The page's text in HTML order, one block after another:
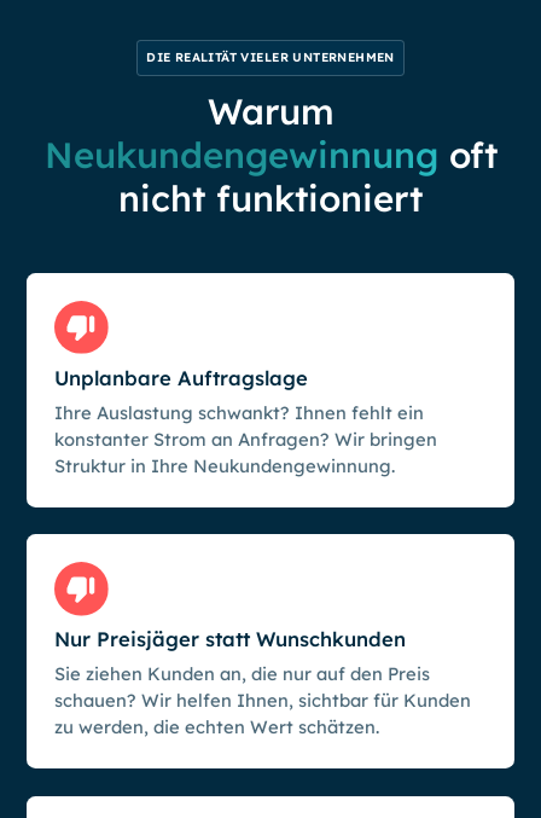
DIE REALITÄT VIELER UNTERNEHMEN
Warum
Neukundengewinnung oft
nicht funktioniert
Unplanbare Auftragslage
Ihre Auslastung schwankt? Ihnen fehlt ein
konstanter Strom an Anfragen? Wir bringen
Struktur in Ihre Neukundengewinnung.
Nur Preisjäger statt Wunschkunden
Sie ziehen Kunden an, die nur auf den Preis
schauen? Wir helfen Ihnen, sichtbar für Kunden
zu werden, die echten Wert schätzen.